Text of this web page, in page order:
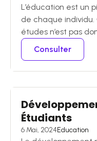
L’éducation est un
de chaque individu.
études n’est pas
Consulter
Étudiants
6 Mai, 2024Education